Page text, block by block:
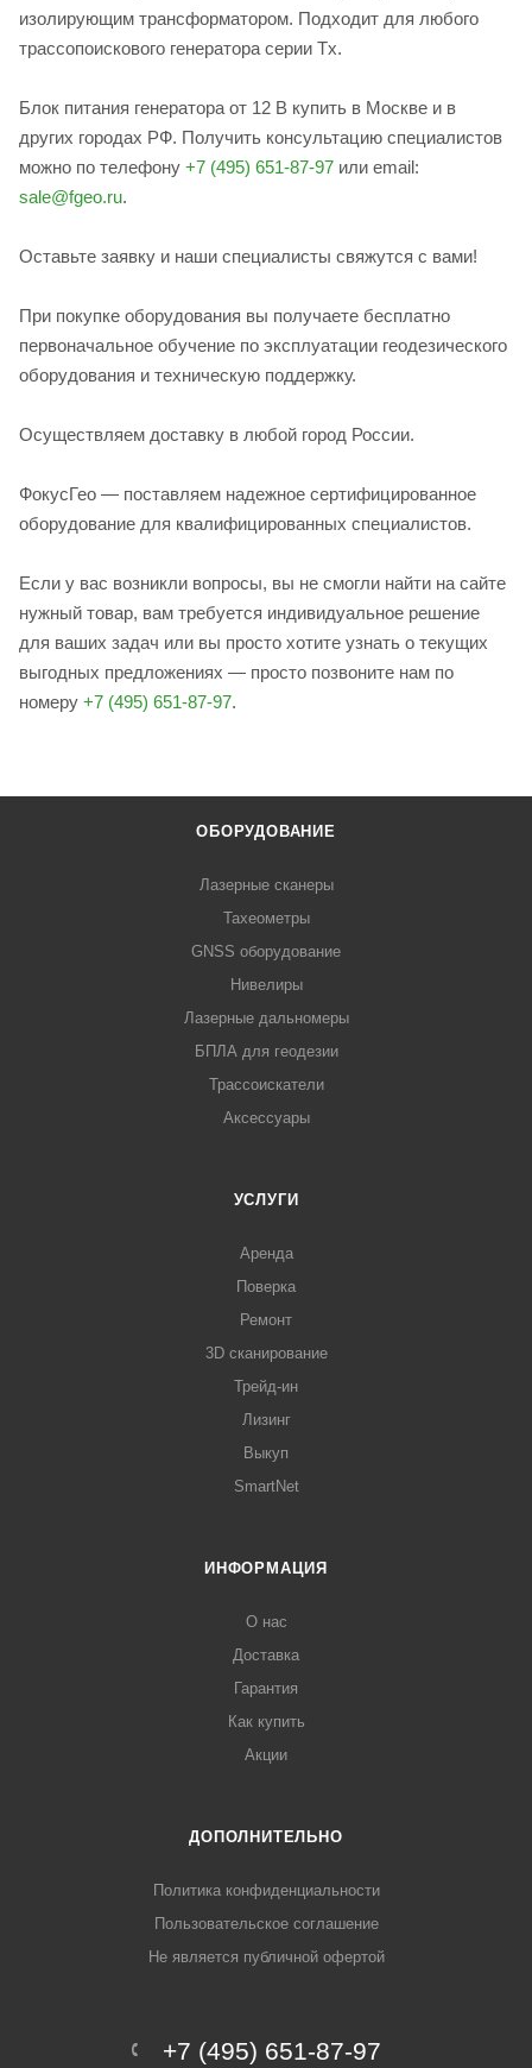
изолирующим трансформатором. Подходит для любого
трассопоискового генератора серии Tx.
Блок питания генератора от 12 В купить в Москве и в
других городах РФ. Получить консультацию специалистов
можно по телефону +7 (495) 651-87-97 или email:
sale@fgeo.ru.
Оставьте заявку и наши специалисты свяжутся с вами!
При покупке оборудования вы получаете бесплатно
первоначальное обучение по эксплуатации геодезического
оборудования и техническую поддержку.
Осуществляем доставку в любой город России.
ФокусГео — поставляем надежное сертифицированное
оборудование для квалифицированных специалистов.
Если у вас возникли вопросы, вы не смогли найти на сайте
нужный товар, вам требуется индивидуальное решение
для ваших задач или вы просто хотите узнать о текущих
выгодных предложениях — просто позвоните нам по
номеру +7 (495) 651-87-97.
ОБОРУДОВАНИЕ
Лазерные сканеры
Тахеометры
GNSS оборудование
Нивелиры
Лазерные дальномеры
БПЛА для геодезии
Трассоискатели
Аксессуары
УСЛУГИ
Аренда
Поверка
Ремонт
3D сканирование
Трейд-ин
Лизинг
Выкуп
SmartNet
ИНФОРМАЦИЯ
О нас
Доставка
Гарантия
Как купить
Акции
ДОПОЛНИТЕЛЬНО
Политика конфиденциальности
Пользовательское соглашение
Не является публичной офертой
+7 (495) 651-87-97